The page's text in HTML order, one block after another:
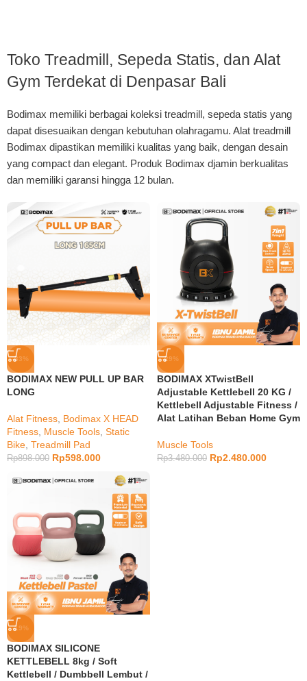
Toko Treadmill, Sepeda Statis, dan Alat
Gym Terdekat di Denpasar Bali
Bodimax memiliki berbagai koleksi treadmill, sepeda statis yang
dapat disesuaikan dengan kebutuhan olahragamu. Alat treadmill
Bodimax dipastikan memiliki kualitas yang baik, dengan desain
yang compact dan elegant. Produk Bodimax djamin berkualitas
dan memiliki garansi hingga 12 bulan.
-33%
BODIMAX NEW PULL UP BAR
LONG
Alat Fitness Bodimax X HEAD
Fitness Muscle Tools Static
Bike Treadmill Pad
Rp898.000 Rp598.000
-29%
BODIMAX XTwistBell
Adjustable Kettlebell 20 KG /
Kettlebell Adjustable Fitness /
Alat Latihan Beban Home Gym
Muscle Tools
Rp3.480.000 Rp2.480.000
-19%
BODIMAX SILICONE
KETTLEBELL 8kg / Soft
Kettlebell / Dumbbell Lembut /